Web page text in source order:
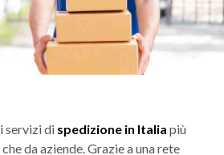
servizi di spedizione in Italia più
da aziende. Grazie a una rete